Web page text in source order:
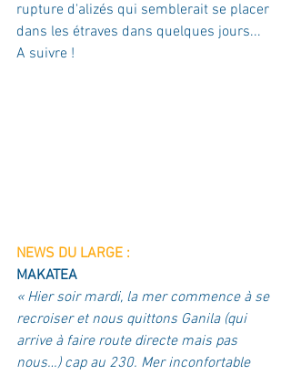
rupture d'alizés qui semblerait se placer
dans les étraves dans quelques jours...
A suivre !
NEWS DU LARGE :
MAKATEA
« Hier soir mardi, la mer commence à se
recroiser et nous quittons Ganila (qui
arrive à faire route directe mais pas
nous…) cap au 230. Mer inconfortable